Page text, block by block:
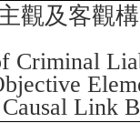
觀及客觀
Criminal
Link